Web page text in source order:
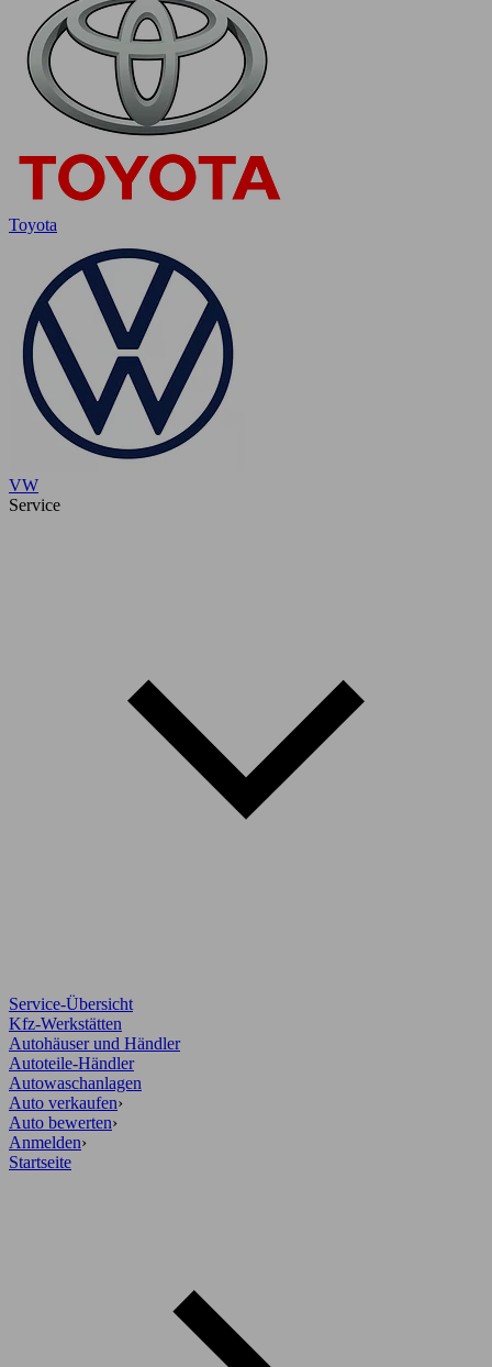
Toyota
VW
Service
Service-Übersicht
Kfz-Werkstätten
Autohäuser und Händler
Autoteile-Händler
Autowaschanlagen
Auto verkaufen›
Auto bewerten›
Anmelden›
Startseite